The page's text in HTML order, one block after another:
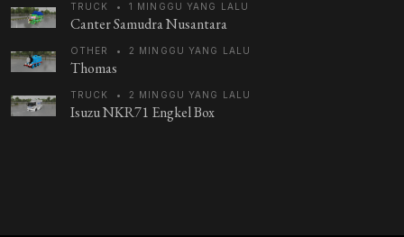
TRUCK • 1 MINGGU YANG LALU
Canter Samudra Nusantara
OTHER • 2 MINGGU YANG LALU
Thomas
TRUCK • 2 MINGGU YANG LALU
Isuzu NKR71 Engkel Box